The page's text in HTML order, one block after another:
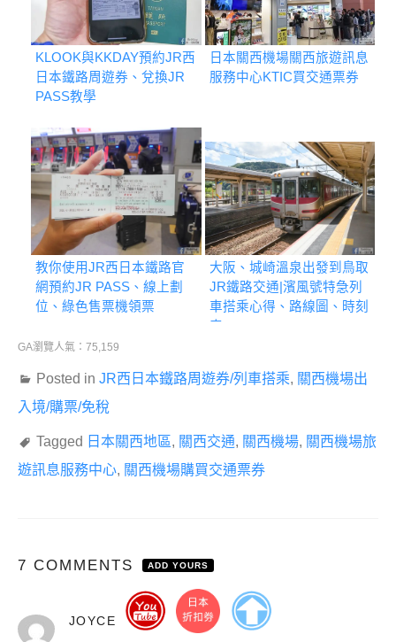
KLOOK與KKDAY預約JR西
日本鐵路周遊券、兌換JR
PASS教學
日本關西機場關西旅遊訊息
服務中心KTIC買交通票券
教你使用JR西日本鐵路官
網預約JR PASS、線上劃
位、綠色售票機領票
大阪、城崎溫泉出發到鳥取
JR鐵路交通|濱風號特急列
車搭乘心得、路線圖、時刻
表
GA瀏覽人氣：75,159
Posted in JR西日本鐵路周遊券/列車搭乘, 關西機場出
入境/購票/免稅
Tagged 日本關西地區, 關西交通, 關西機場, 關西機場旅
遊訊息服務中心, 關西機場購買交通票券
7 COMMENTS ADD YOURS
JOYCE
表